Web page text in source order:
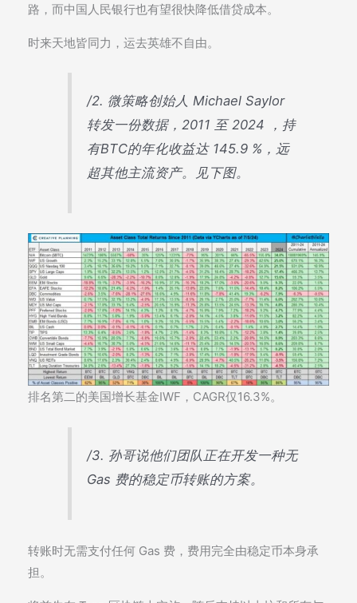
路，而中国人民银行也有望很快降低借贷成本。
时来天地皆同力，运去英雄不自由。
/2. 微策略创始人 Michael Saylor
转发一份数据，2011 至 2024 ，持
有BTC的年化收益达 145.9 %，远
超其他主流资产。见下图。
排名第二的美国增长基金IWF，CAGR仅16.3%。
/3. 孙哥说他们团队正在开发一种无
Gas 费的稳定币转账的方案。
转账时无需支付任何 Gas 费，费用完全由稳定币本身承
担。